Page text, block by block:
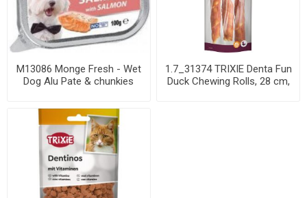
M13086 Monge Fresh - Wet
Dog Alu Pate & chunkies
1.7_31374 TRIXIE Denta Fun
Duck Chewing Rolls, 28 cm,